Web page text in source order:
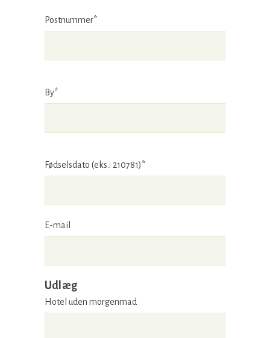
Postnummer*
By*
Fødselsdato (eks.: 210781)*
E-mail
Udlæg
Hotel uden morgenmad